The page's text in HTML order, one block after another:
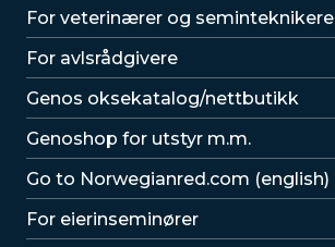
For veterinærer og seminteknikere
For avlsrådgivere
Lenker
Genos oksekatalog/nettbutikk
Genoshop for utstyr m.m.
Go to Norwegianred.com (english)
For eierinseminører